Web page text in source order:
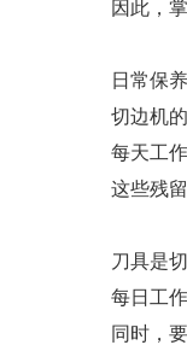
因此，
日常保
切边机
每天工
这些残
刀具是
每日工
同时，